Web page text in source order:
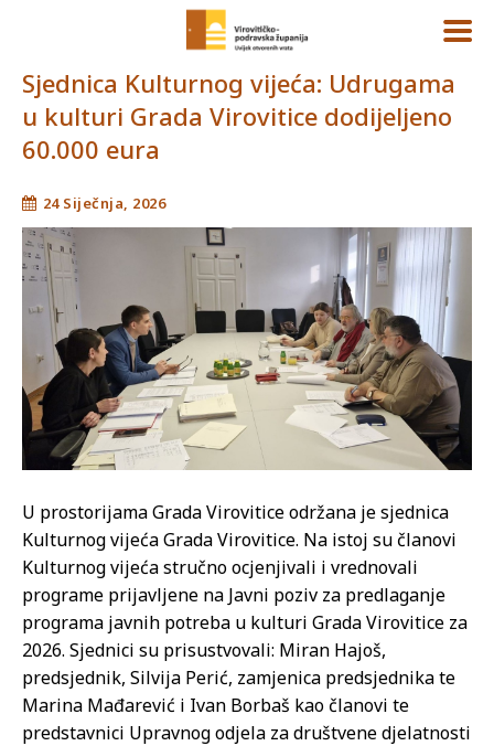
Sjednica Kulturnog vijeća: Udrugama
u kulturi Grada Virovitice dodijeljeno
60.000 eura
24 Siječnja, 2026
U prostorijama Grada Virovitice održana je sjednica
Kulturnog vijeća Grada Virovitice. Na istoj su članovi
Kulturnog vijeća stručno ocjenjivali i vrednovali
programe prijavljene na Javni poziv za predlaganje
programa javnih potreba u kulturi Grada Virovitice za
2026. Sjednici su prisustvovali: Miran Hajoš,
predsjednik, Silvija Perić, zamjenica predsjednika te
Marina Mađarević i Ivan Borbaš kao članovi te
predstavnici Upravnog odjela za društvene djelatnosti